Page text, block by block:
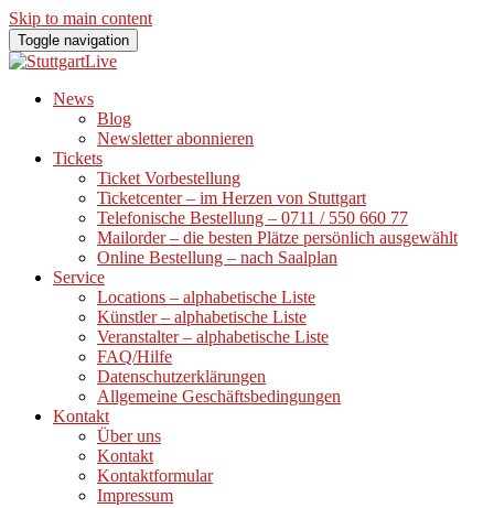
Skip to main content
Toggle navigation
News
Blog
Newsletter abonnieren
Tickets
Ticket Vorbestellung
Ticketcenter – im Herzen von Stuttgart
Telefonische Bestellung – 0711 / 550 660 77
Mailorder – die besten Plätze persönlich ausgewählt
Online Bestellung – nach Saalplan
Service
Locations – alphabetische Liste
Künstler – alphabetische Liste
Veranstalter – alphabetische Liste
FAQ/Hilfe
Datenschutzerklärungen
Allgemeine Geschäftsbedingungen
Kontakt
Über uns
Kontakt
Kontaktformular
Impressum